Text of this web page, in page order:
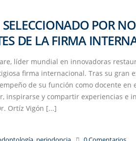
POR
DE LA FIRMA
líder mundial en innovadoras
firma internacional. Tras su gran
de su función como docente en
inspirarse y compartir experiencias e
Ortíz Vigón [...]